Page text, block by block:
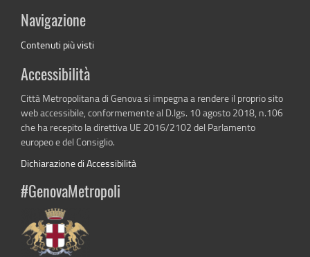
Navigazione
Contenuti più visti
Accessibilità
Città Metropolitana di Genova si impegna a rendere il proprio sito
web accessibile, conformemente al D.lgs. 10 agosto 2018, n.106
che ha recepito la direttiva UE 2016/2102 del Parlamento
europeo e del Consiglio.
Dichiarazione di Accessibilità
#GenovaMetropoli